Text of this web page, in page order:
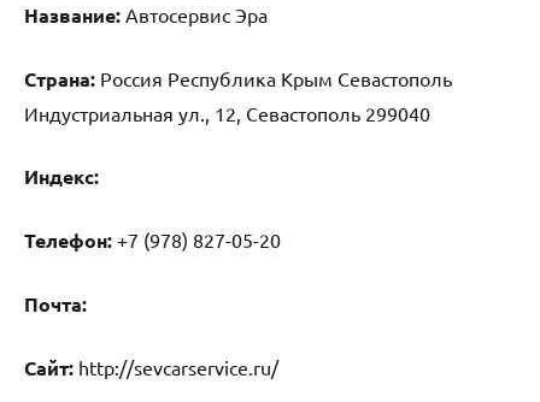
Название: Автосервис Эра
Страна: Россия Республика Крым Севастополь
Индустриальная ул., 12, Севастополь 299040
Индекс:
Телефон: +7 (978) 827-05-20
Почта:
Cайт: http://sevcarservice.ru/